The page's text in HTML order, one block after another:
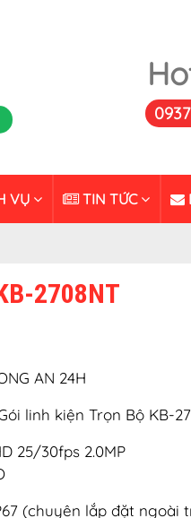
VỤ TIN TỨC
2708NT
AN 24H
linh kiện Trọn Bộ KB-
25/30fps 2.0MP
(chuyên lắp đặt ngoài